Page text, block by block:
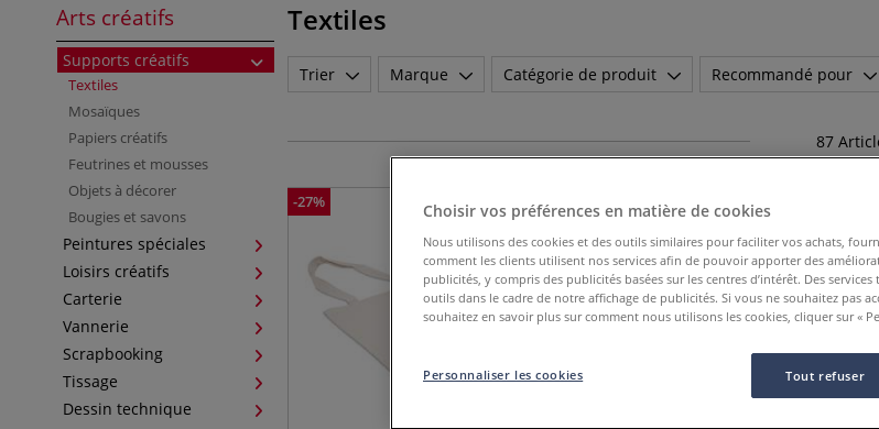
Arts créatifs
Supports créatifs
Textiles
Mosaïques
Papiers créatifs
Feutrines et mousses
Objets à décorer
Bougies et savons
Peintures spéciales
Loisirs créatifs
Carterie
Vannerie
Scrapbooking
Tissage
Dessin technique
Textiles
Trier Marque Catégorie de produit Recommandé pour
87
-27% Choisir vos préférences en matière de cookies
Nous utilisons des cookies et des outils similaires pour faciliter vos achats,
comment les clients utilisent nos services afin de pouvoir apporter des
publicités, y compris des publicités basées sur les centres d’intérêt. Des
outils dans le cadre de notre affichage de publicités. Si vous ne souhaitez pas
souhaitez en savoir plus sur comment nous utilisons les cookies, cliquer sur «
Tout refuser
Personnaliser les cookies